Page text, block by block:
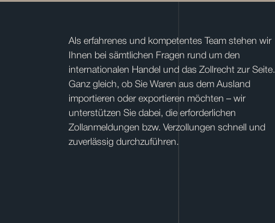
Als erfahrenes und kompetentes Team stehen wir
Ihnen bei sämtlichen Fragen rund um den
internationalen Handel und das Zollrecht zur Seite.
Ganz gleich, ob Sie Waren aus dem Ausland
importieren oder exportieren möchten – wir
unterstützen Sie dabei, die erforderlichen
Zollanmeldungen bzw. Verzollungen schnell und
zuverlässig durchzuführen.